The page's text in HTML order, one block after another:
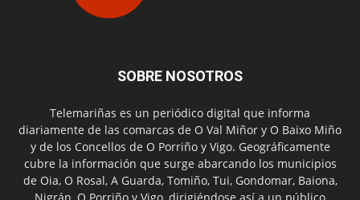
SOBRE NOSOTROS
Telemariñas es un periódico digital que informa
diariamente de las comarcas de O Val Miñor y O Baixo Miño
y de los Concellos de O Porriño y Vigo. Geográficamente
cubre la información que surge abarcando los municipios
de Oia, O Rosal, A Guarda, Tomiño, Tui, Gondomar, Baiona,